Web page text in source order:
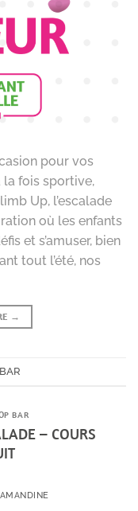
pour vos
fois sportive,
Up, l’escalade
où les enfants
et s’amuser, bien
tout l’été, nos
→
BAR
– COURS
AMANDINE